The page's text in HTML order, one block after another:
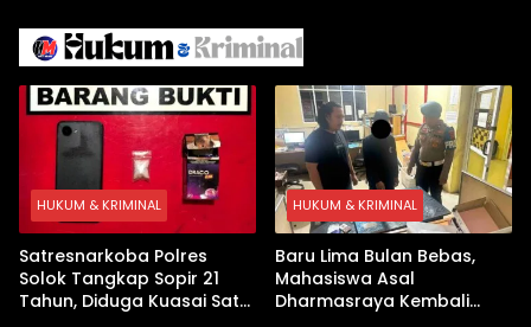
Arab
HUKUM & KRIMINAL
Satresnarkoba Polres
Solok Tangkap Sopir 21
Tahun, Diduga Kuasai Satu
HUKUM & KRIMINAL
Baru Lima Bulan Bebas,
Mahasiswa Asal
Dharmasraya Kembali